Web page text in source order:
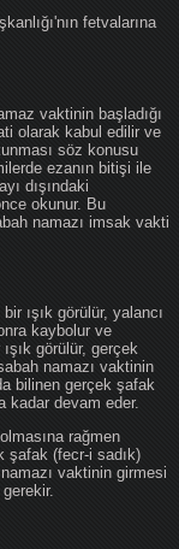
fetvalarına
vaktinin başladığı
olarak kabul edilir ve
söz konusu
ezanın bitişi ile
dışındaki
okunur. Bu
namazı imsak vakti
ışık görülür, yalancı
kaybolur ve
görülür, gerçek
namazı vaktinin
bilinen gerçek şafak
kadar devam eder.
rağmen
şafak (fecr-i sadık)
vaktinin girmesi